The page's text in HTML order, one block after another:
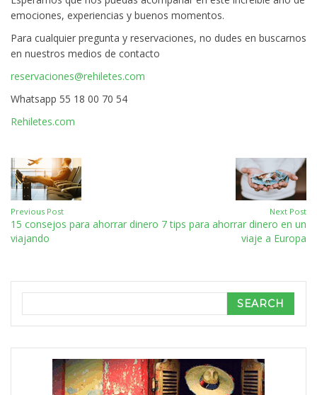
emociones, experiencias y buenos momentos.
Para cualquier pregunta y reservaciones, no dudes en buscarnos
en nuestros medios de contacto
reservaciones@rehiletes.com
Whatsapp 55 18 00 70 54
Rehiletes.com
Previous Post
15 consejos para ahorrar dinero
viajando
Next Post
7 tips para ahorrar dinero en un
viaje a Europa